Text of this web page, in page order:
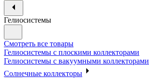
Гелиосистемы
Смотреть все товары
Гелиосистемы с плоскими коллекторами
Гелиосистемы с вакуумными коллекторами
Солнечные коллекторы